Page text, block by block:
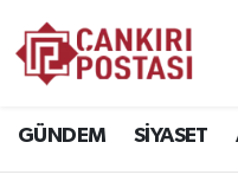
GÜNDEM SİYASET